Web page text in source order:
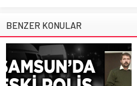
BENZER KONULAR